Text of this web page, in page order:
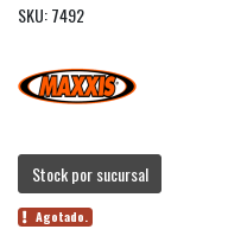
SKU: 7492
Stock por sucursal
Agotado.